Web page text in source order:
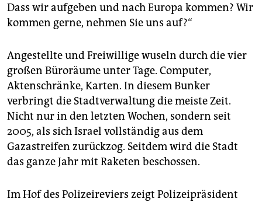
Dass wir aufgeben und nach Europa kommen? Wir
kommen gerne, nehmen Sie uns auf?“
Angestellte und Freiwillige wuseln durch die vier
großen Büroräume unter Tage. Computer,
Aktenschränke, Karten. In diesem Bunker
verbringt die Stadtverwaltung die meiste Zeit.
Nicht nur in den letzten Wochen, sondern seit
2005, als sich Israel vollständig aus dem
Gazastreifen zurückzog. Seitdem wird die Stadt
das ganze Jahr mit Raketen beschossen.
Im Hof des Polizeireviers zeigt Polizeipräsident